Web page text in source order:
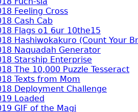
Feeling Cross
Cash Cab
Flags o1 6ur 10the15
Hashiwokakuro (Count Your
Naquadah Generator
Starship Enterprise
The 10,000 Puzzle Tesseract
Texts from Mom
Deployment Challenge
Loaded
GIF of the Magi